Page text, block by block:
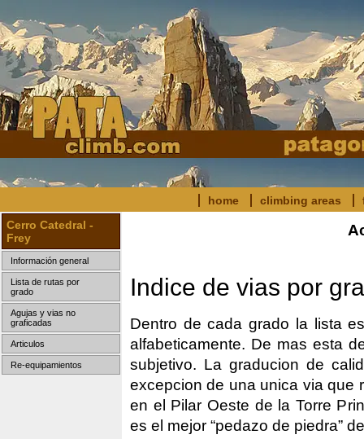
home climbing areas
Cerro Catedral -
Frey
Información general
Lista de rutas por
grado
Agujas y vias no
graficadas
Articulos
Re-equipamientos
Indice de vias por
Dentro de cada grado la lista
alfabeticamente. De mas esta
subjetivo. La graducion de
excepcion de una unica via que
en el Pilar Oeste de la Torre
es el mejor “pedazo de piedra”